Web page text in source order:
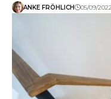
ANKE FRÖHLICH 05/09/2022